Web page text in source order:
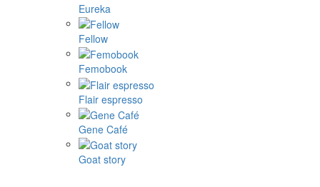
Eureka
Fellow
Femobook
Flair espresso
Gene Café
Goat story